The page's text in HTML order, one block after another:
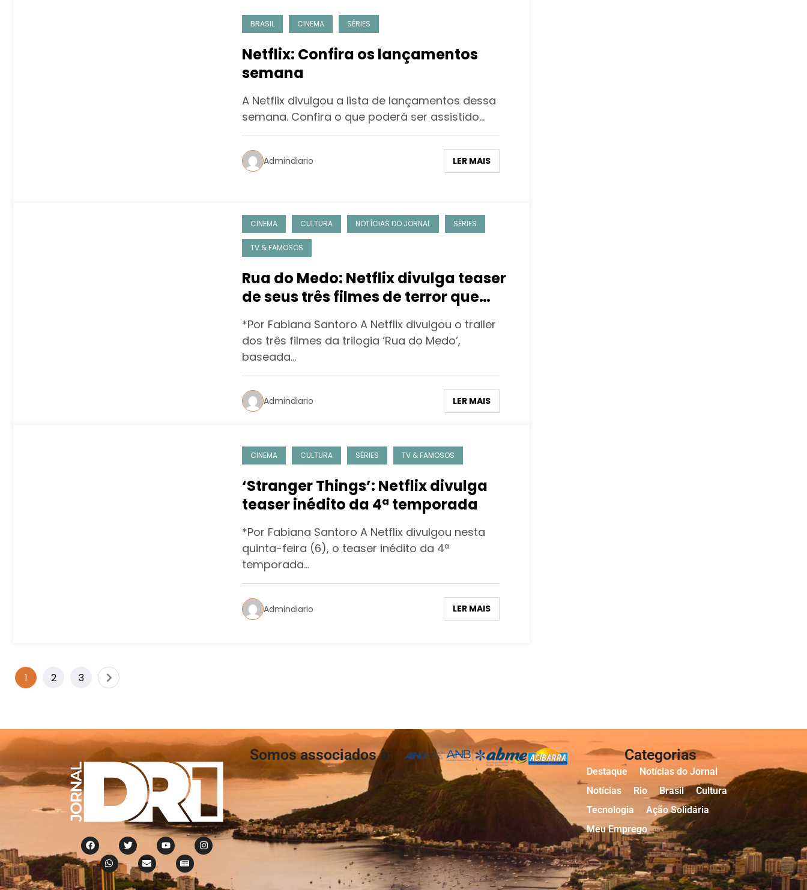
BRASIL CINEMA SÉRIES
Netflix: Confira os lançamentos
semana
A Netflix divulgou a lista de lançamentos dessa
semana. Confira o que poderá ser assistido…
Admindiario LER MAIS
CINEMA CULTURA NOTÍCIAS DO JORNAL SÉRIES
TV & FAMOSOS
Rua do Medo: Netflix divulga teaser
de seus três filmes de terror que
serão interligados
*Por Fabiana Santoro A Netflix divulgou o trailer
dos três filmes da trilogia ‘Rua do Medo’,
baseada…
Admindiario LER MAIS
CINEMA CULTURA SÉRIES TV & FAMOSOS
‘Stranger Things’: Netflix divulga
teaser inédito da 4ª temporada
*Por Fabiana Santoro A Netflix divulgou nesta
quinta-feira (6), o teaser inédito da 4ª
temporada…
Admindiario LER MAIS
1 2 3
Somos associados à: Categorias
Destaque
Notícias do Jornal
Notícias
Rio Brasil
Cultura
Tecnologia
Ação Solidária
Meu Emprego